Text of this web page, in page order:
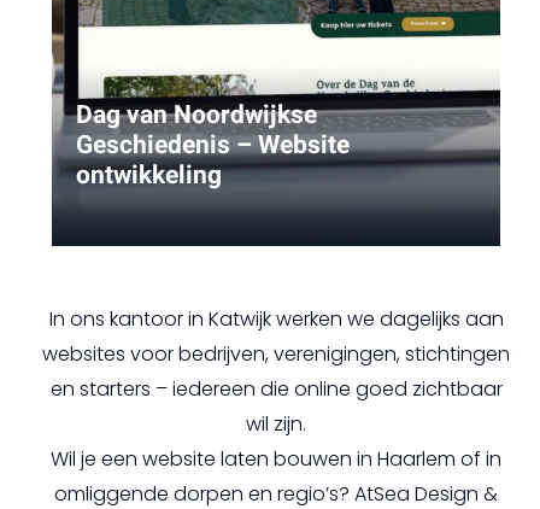
Dag van Noordwijkse
Geschiedenis – Website
ontwikkeling
In ons kantoor in Katwijk werken we dagelijks aan
websites voor bedrijven, verenigingen, stichtingen
en starters – iedereen die online goed zichtbaar
wil zijn.
Wil je een website laten bouwen in Haarlem of in
omliggende dorpen en regio’s? AtSea Design &